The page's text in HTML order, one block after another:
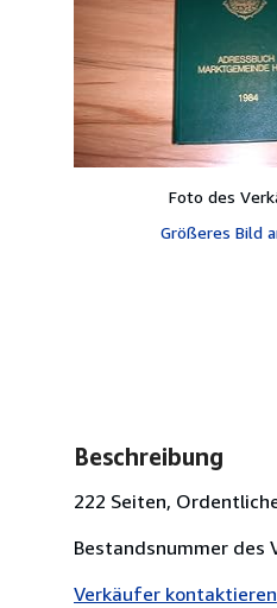
Foto des
Größeres Bild
Beschreibung
222 Seiten,
Bestandsnummer des
Verkäufer kontaktieren